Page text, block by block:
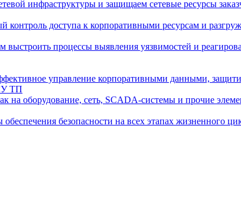
инфраструктуры и защищаем сетевые ресурсы
контроль доступа к корпоративными ресурсам и
процессы выявления уязвимостей и
управление корпоративными данными,
ТП
на оборудование, сеть, SCADA-системы и прочие
безопасности на всех этапах